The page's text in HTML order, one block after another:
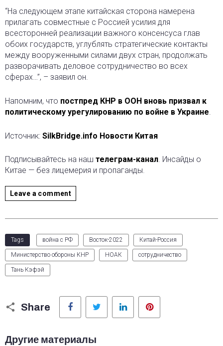
“На следующем этапе китайская сторона намерена
прилагать совместные с Россией усилия для
всесторонней реализации важного консенсуса глав
обоих государств, углублять стратегические контакты
между вооруженными силами двух стран, продолжать
разворачивать деловое сотрудничество во всех
сферах…”, – заявил он.
Напомним, что постпред КНР в ООН вновь призвал к
политическому урегулированию по войне в Украине.
Источник: SilkBridge.info Новости Китая
Подписывайтесь на наш телеграм-канал. Инсайды о
Китае — без лицемерия и пропаганды.
Leave a comment
Tags война с РФ Восток-2022 Китай-Россия
Министерство обороны КНР НОАК сотрудничество
Тань Кэфэй
Share
Facebook Twitter LinkedIn
Другие материалы